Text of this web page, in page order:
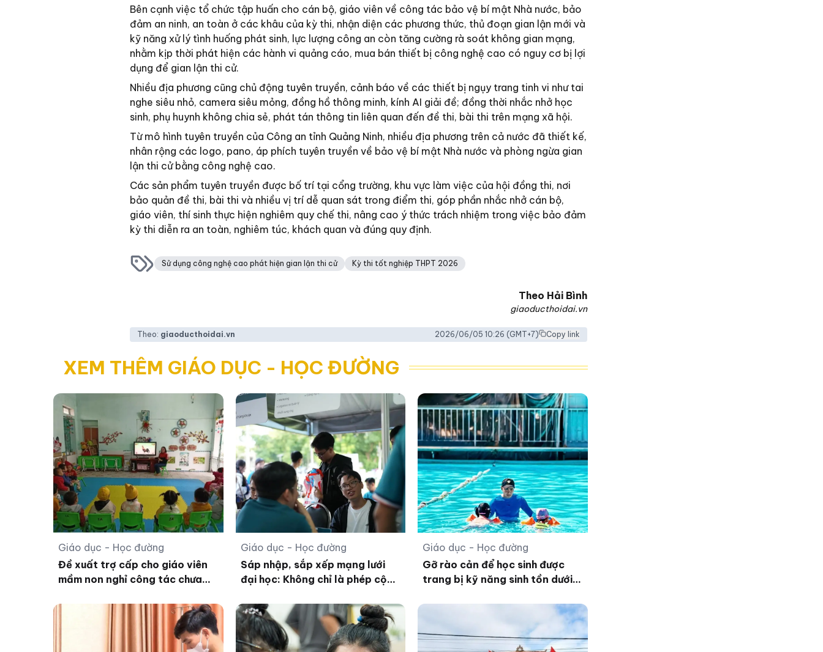
Bên cạnh việc tổ chức tập huấn cho cán bộ, giáo viên về công tác bảo vệ bí mật Nhà nước, bảo
đảm an ninh, an toàn ở các khâu của kỳ thi, nhận diện các phương thức, thủ đoạn gian lận mới và
kỹ năng xử lý tình huống phát sinh, lực lượng công an còn tăng cường rà soát không gian mạng,
nhằm kịp thời phát hiện các hành vi quảng cáo, mua bán thiết bị công nghệ cao có nguy cơ bị lợi
dụng để gian lận thi cử.
Nhiều địa phương cũng chủ động tuyên truyền, cảnh báo về các thiết bị ngụy trang tinh vi như tai
nghe siêu nhỏ, camera siêu mỏng, đồng hồ thông minh, kính AI giải đề; đồng thời nhắc nhở học
sinh, phụ huynh không chia sẻ, phát tán thông tin liên quan đến đề thi, bài thi trên mạng xã hội.
Từ mô hình tuyên truyền của Công an tỉnh Quảng Ninh, nhiều địa phương trên cả nước đã thiết kế,
nhân rộng các logo, pano, áp phích tuyên truyền về bảo vệ bí mật Nhà nước và phòng ngừa gian
lận thi cử bằng công nghệ cao.
Các sản phẩm tuyên truyền được bố trí tại cổng trường, khu vực làm việc của hội đồng thi, nơi
bảo quản đề thi, bài thi và nhiều vị trí dễ quan sát trong điểm thi, góp phần nhắc nhở cán bộ,
giáo viên, thí sinh thực hiện nghiêm quy chế thi, nâng cao ý thức trách nhiệm trong việc bảo đảm
kỳ thi diễn ra an toàn, nghiêm túc, khách quan và đúng quy định.
Sử dụng công nghệ cao phát hiện gian lận thi cử Kỳ thi tốt nghiệp THPT 2026
Theo Hải Bình
giaoducthoidai.vn
Theo: giaoducthoidai.vn 2026/06/05 10:26 (GMT+7) Copy link
XEM THÊM GIÁO DỤC - HỌC ĐƯỜNG
Giáo dục - Học đường
Đề xuất trợ cấp cho giáo viên
mầm non nghỉ công tác chưa
Giáo dục - Học đường
Sáp nhập, sắp xếp mạng lưới
đại học: Không chỉ là phép cộng
Giáo dục - Học đường
Gỡ rào cản để học sinh được
trang bị kỹ năng sinh tồn dưới